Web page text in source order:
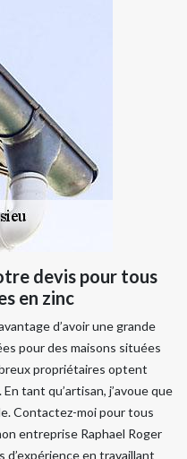
devis pour tous
en zinc
d’avoir une grande
pour des maisons situées
propriétaires optent
tant qu’artisan, j’avoue que
Contactez-moi pour tous
entreprise Raphael Roger
d’expérience en travaillant